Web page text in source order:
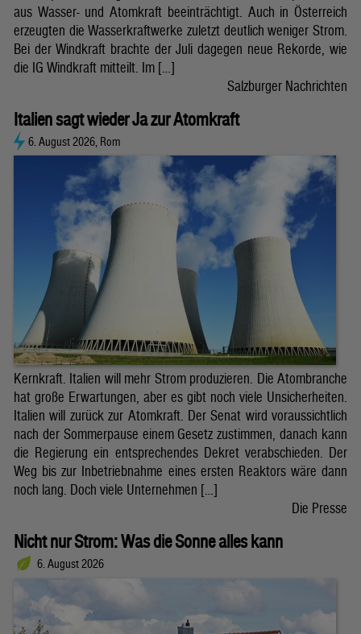
aus Wasser- und Atomkraft beeinträchtigt. Auch in Österreich
erzeugten die Wasserkraftwerke zuletzt deutlich weniger Strom.
Bei der Windkraft brachte der Juli dagegen neue Rekorde, wie
die IG Windkraft mitteilt. Im […]
Salzburger Nachrichten
Italien sagt wieder Ja zur Atomkraft
6. August 2026, Rom
Kernkraft. Italien will mehr Strom produzieren. Die Atombranche
hat große Erwartungen, aber es gibt noch viele Unsicherheiten.
Italien will zurück zur Atomkraft. Der Senat wird voraussichtlich
nach der Sommerpause einem Gesetz zustimmen, danach kann
die Regierung ein entsprechendes Dekret verabschieden. Der
Weg bis zur Inbetriebnahme eines ersten Reaktors wäre dann
noch lang. Doch viele Unternehmen […]
Die Presse
Nicht nur Strom: Was die Sonne alles kann
6. August 2026